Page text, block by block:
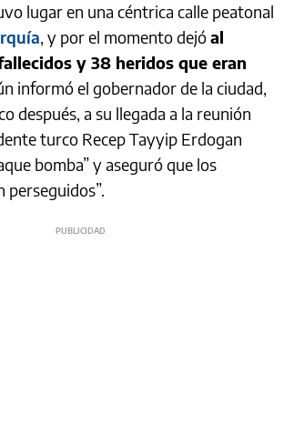
lugar en una céntrica calle peatonal
, y por el momento dejóal
y 38 heridos que eran
informó el gobernador de la ciudad,
después, a su llegada a la reunión
turco Recep Tayyip Erdogan
bomba” y aseguró que los
perseguidos”.